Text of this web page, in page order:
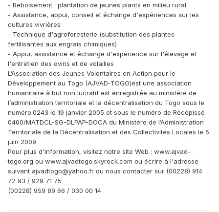
- Reboisement : plantation de jeunes plants en milieu rural
- Assistance, appui, conseil et échange d'expériences sur les
cultures vivrières
- Technique d'agroforesterie (substitution des plantes
fertilisantes aux engrais chimiques)
- Appui, assistance et échange d'expérience sur l'élevage et
l'entretien des ovins et de volailles
L’Association des Jeunes Volontaires en Action pour le
Développement au Togo (AJVAD-TOGO)est une association
humanitaire à but non lucratif est enregistrée au ministère de
l’administration territoriale et la décentralisation du Togo sous le
numéro:0243 le 19 janvier 2005 et sous le numéro de Récépissé
0460/MATDCL-SG-DLPAP-DOCA du Ministère de l’Administration
Territoriale de la Décentralisation et des Collectivités Locales le 5
juin 2009.
Pour plus d'information, visitez notre site Web : www.ajvad-
togo.org ou www.ajvadtogo.skyrock.com ou écrire à l'adresse
suivant ajvadtogo@yahoo.fr ou nous contacter sur (00228) 914
72 93 / 929 71 75
(00228) 959 89 66 / 030 00 14